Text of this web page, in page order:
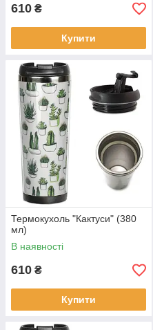
610 ₴
Купити
Термокухоль "Кактуси" (380
мл)
В наявності
610 ₴
Купити